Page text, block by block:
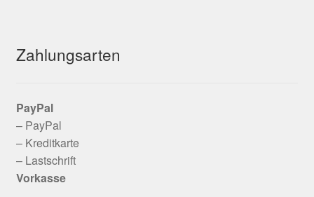
Zahlungsarten
PayPal
– PayPal
– Kreditkarte
– Lastschrift
Vorkasse